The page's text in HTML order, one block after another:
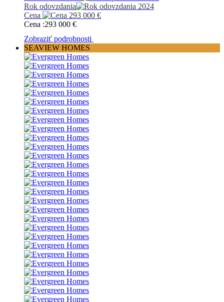
Rok odovzdania
2024
Cena
293 000 €
Cena :293 000 €
Zobraziť podrobnosti
SEAVIEW HOMES